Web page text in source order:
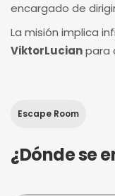
encargado de
La misión implica
ViktorLucianpara
Escape Room
¿Dónde se